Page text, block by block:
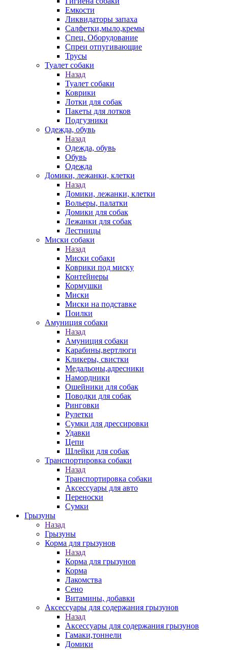
Емкости
Ликвидаторы запаха
Салфетки,мыло,кремы
Спец. Оборудование
Спреи отпугивающие
Трусы
Туалет собаки
Назад
Туалет собаки
Коврики
Лотки для собак
Пакеты для лотков
Подгузники
Одежда, обувь
Назад
Одежда, обувь
Обувь
Одежда
Домики, лежанки, клетки
Назад
Домики, лежанки, клетки
Вольеры, палатки
Домики для собак
Лежанки для собак
Лестницы
Миски собаки
Назад
Миски собаки
Коврики под миску
Контейнеры
Кормушки
Миски
Миски на подставке
Поилки
Амуниция собаки
Назад
Амуниция собаки
Карабины,вертлюги
Кликеры, свистки
Медальоны,адресники
Намордники
Ошейники для собак
Поводки для собак
Ринговки
Рулетки
Сумки для дрессировки
Удавки
Цепи
Шлейки для собак
Транспортировка собаки
Назад
Транспортировка собаки
Аксессуары для авто
Переноски
Сумки
Грызуны
Назад
Грызуны
Корма для грызунов
Назад
Корма для грызунов
Корма
Лакомства
Сено
Витамины, добавки
Аксессуары для содержания грызунов
Назад
Аксессуары для содержания грызунов
Гамаки,тоннели
Домики